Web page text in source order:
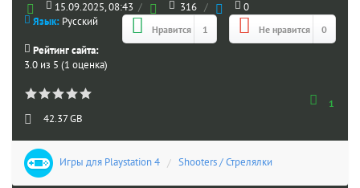
15.09.2025, 08:43 / 316 / 0
Нравится 1 Не нравится 0
Язык: Русский
Рейтинг сайта:
3.0 из 5 (1 оценка)
1
42.37 GB
Игры для Playstation 4 / Shooters / Стрелялки